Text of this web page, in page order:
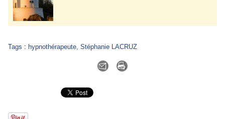
Tags : hypnothérapeute, Stéphanie LACRUZ